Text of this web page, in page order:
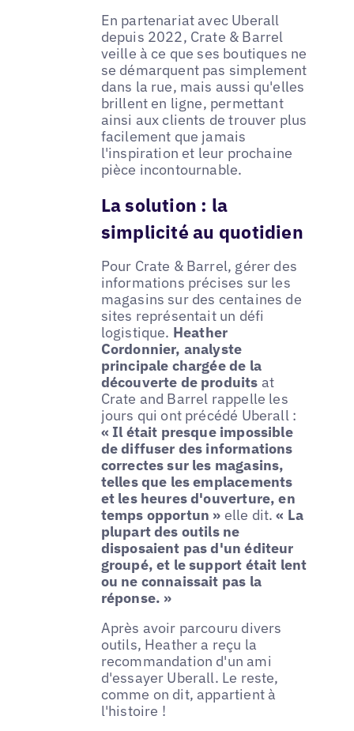
En partenariat avec Uberall
depuis 2022, Crate & Barrel
veille à ce que ses boutiques ne
se démarquent pas simplement
dans la rue, mais aussi qu'elles
brillent en ligne, permettant
ainsi aux clients de trouver plus
facilement que jamais
l'inspiration et leur prochaine
pièce incontournable.
La solution : la
simplicité au quotidien
Pour Crate & Barrel, gérer des
informations précises sur les
magasins sur des centaines de
sites représentait un défi
logistique. Heather
Cordonnier, analyste
principale chargée de la
découverte de produits at
Crate and Barrel rappelle les
jours qui ont précédé Uberall :
« Il était presque impossible
de diffuser des informations
correctes sur les magasins,
telles que les emplacements
et les heures d'ouverture, en
temps opportun » elle dit.« La
plupart des outils ne
disposaient pas d'un éditeur
groupé, et le support était lent
ou ne connaissait pas la
réponse. »
Après avoir parcouru divers
outils, Heather a reçu la
recommandation d'un ami
d'essayer Uberall. Le reste,
comme on dit, appartient à
l'histoire !